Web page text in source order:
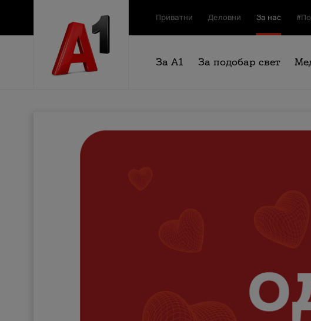
Приватни Деловни За нас
За А1 За подобар свет